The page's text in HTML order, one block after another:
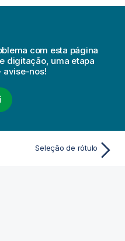
com esta página
digitação, uma etapa
avise-nos!
Seleção de rótulo